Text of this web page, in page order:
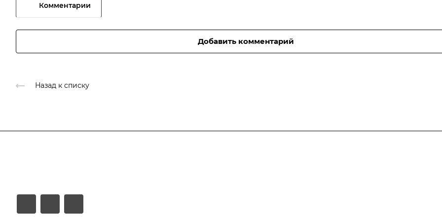
Комментарии
Добавить комментарий
Назад к списку